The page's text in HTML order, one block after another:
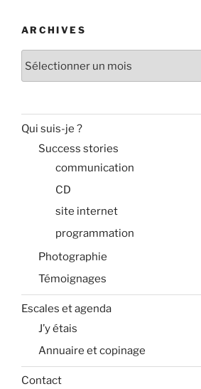
ARCHIVES
Qui suis-je ?
Success stories
communication
CD
site internet
programmation
Photographie
Témoignages
Escales et agenda
J’y étais
Annuaire et copinage
Contact